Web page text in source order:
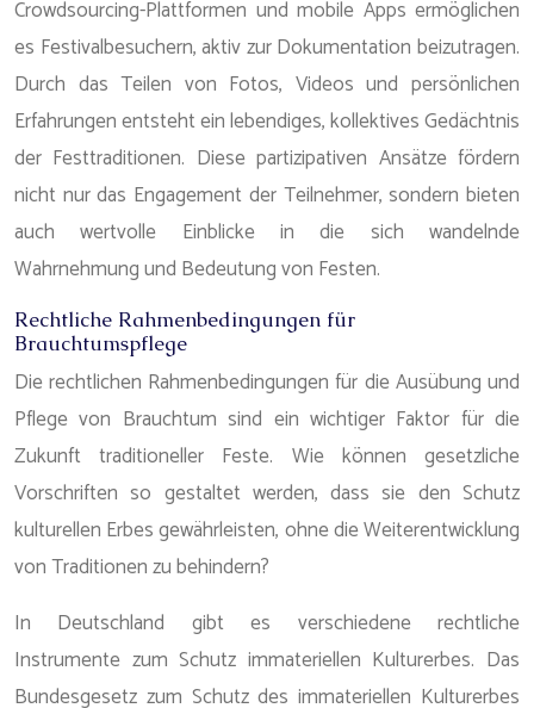
Crowdsourcing-Plattformen und mobile Apps ermöglichen
es Festivalbesuchern, aktiv zur Dokumentation beizutragen.
Durch das Teilen von Fotos, Videos und persönlichen
Erfahrungen entsteht ein lebendiges, kollektives Gedächtnis
der Festtraditionen. Diese partizipativen Ansätze fördern
nicht nur das Engagement der Teilnehmer, sondern bieten
auch wertvolle Einblicke in die sich wandelnde
Wahrnehmung und Bedeutung von Festen.
Rechtliche Rahmenbedingungen für
Brauchtumspflege
Die rechtlichen Rahmenbedingungen für die Ausübung und
Pflege von Brauchtum sind ein wichtiger Faktor für die
Zukunft traditioneller Feste. Wie können gesetzliche
Vorschriften so gestaltet werden, dass sie den Schutz
kulturellen Erbes gewährleisten, ohne die Weiterentwicklung
von Traditionen zu behindern?
In Deutschland gibt es verschiedene rechtliche
Instrumente zum Schutz immateriellen Kulturerbes. Das
Bundesgesetz zum Schutz des immateriellen Kulturerbes